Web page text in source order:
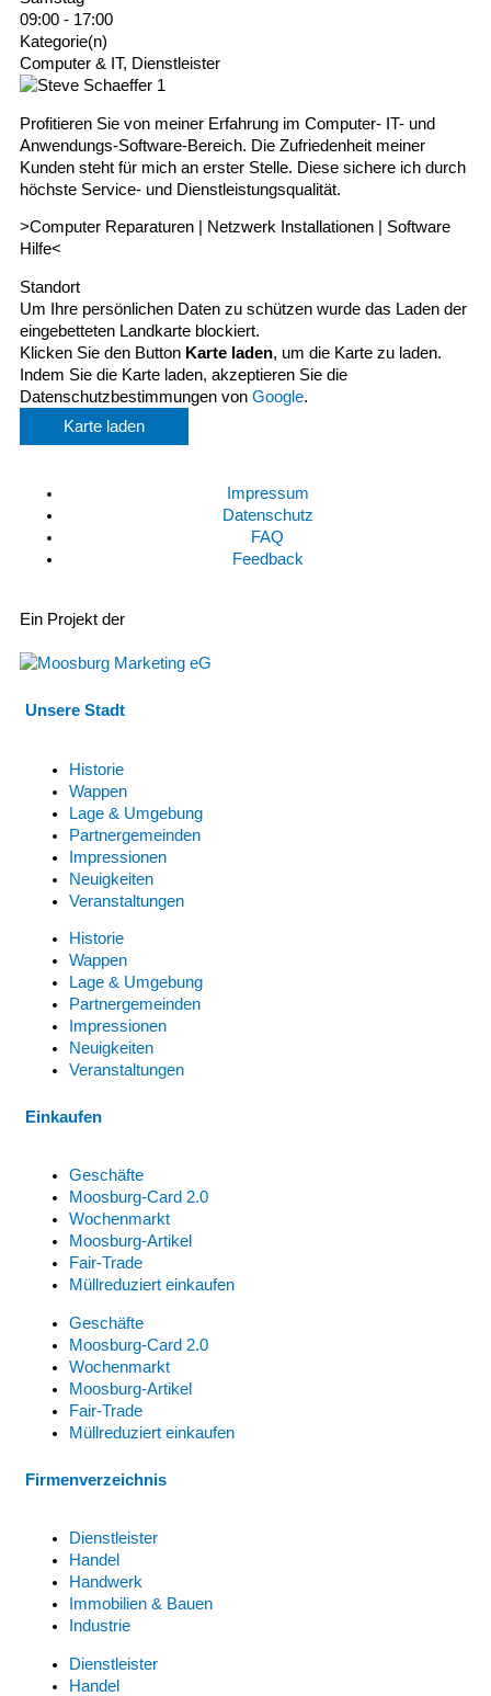
09:00 - 17:00
Kategorie(n)
Computer & IT, Dienstleister
Profitieren Sie von meiner Erfahrung im Computer- IT- und
Anwendungs-Software-Bereich. Die Zufriedenheit meiner
Kunden steht für mich an erster Stelle. Diese sichere ich durch
höchste Service- und Dienstleistungsqualität.
>Computer Reparaturen | Netzwerk Installationen | Software
Hilfe<
Standort
Um Ihre persönlichen Daten zu schützen wurde das Laden der
eingebetteten Landkarte blockiert.
Klicken Sie den Button Karte laden, um die Karte zu laden.
Indem Sie die Karte laden, akzeptieren Sie die
Datenschutzbestimmungen von Google.
Karte laden
Ein Projekt der
Impressum
Datenschutz
FAQ
Feedback
Unsere Stadt
Historie
Wappen
Lage & Umgebung
Partnergemeinden
Impressionen
Neuigkeiten
Veranstaltungen
Historie
Wappen
Lage & Umgebung
Partnergemeinden
Impressionen
Neuigkeiten
Veranstaltungen
Einkaufen
Geschäfte
Moosburg-Card 2.0
Wochenmarkt
Moosburg-Artikel
Fair-Trade
Müllreduziert einkaufen
Geschäfte
Moosburg-Card 2.0
Wochenmarkt
Moosburg-Artikel
Fair-Trade
Müllreduziert einkaufen
Firmenverzeichnis
Dienstleister
Handel
Handwerk
Immobilien & Bauen
Industrie
Dienstleister
Handel